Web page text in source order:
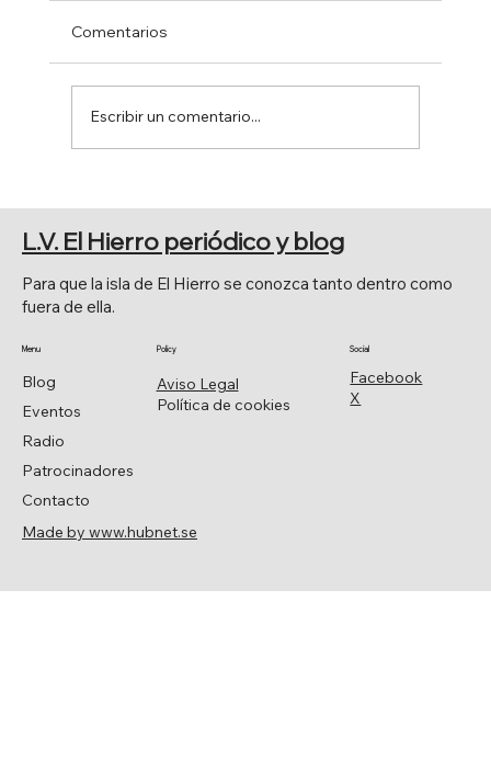
"CRÓNICAS PRETÉRITAS" DE
DONACIO CEJAS
Comentarios
Escribir un comentario...
Facebook
X
Social
Aviso Legal
Política de cookies
Policy
Blog
Eventos
Radio
Patrocinadores
Contacto
Menu
Para que la isla de El Hierro se conozca tanto dentro como
fuera de ella.
L.V. El Hierro periódico y blog
Made by www.hubnet.se